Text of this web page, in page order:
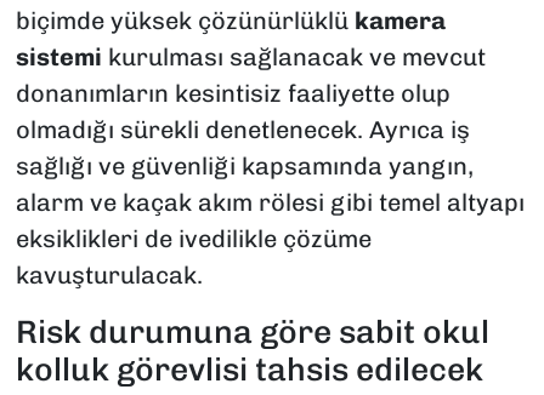
biçimde yüksek çözünürlüklü kamera
sistemi kurulması sağlanacak ve mevcut
donanımların kesintisiz faaliyette olup
olmadığı sürekli denetlenecek. Ayrıca iş
sağlığı ve güvenliği kapsamında yangın,
alarm ve kaçak akım rölesi gibi temel altyapı
eksiklikleri de ivedilikle çözüme
kavuşturulacak.
Risk durumuna göre sabit okul
kolluk görevlisi tahsis edilecek